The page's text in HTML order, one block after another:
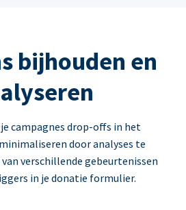
bijhouden en
campagnes drop-offs in het
door analyses te
verschillende gebeurtenissen
in je donatie formulier.